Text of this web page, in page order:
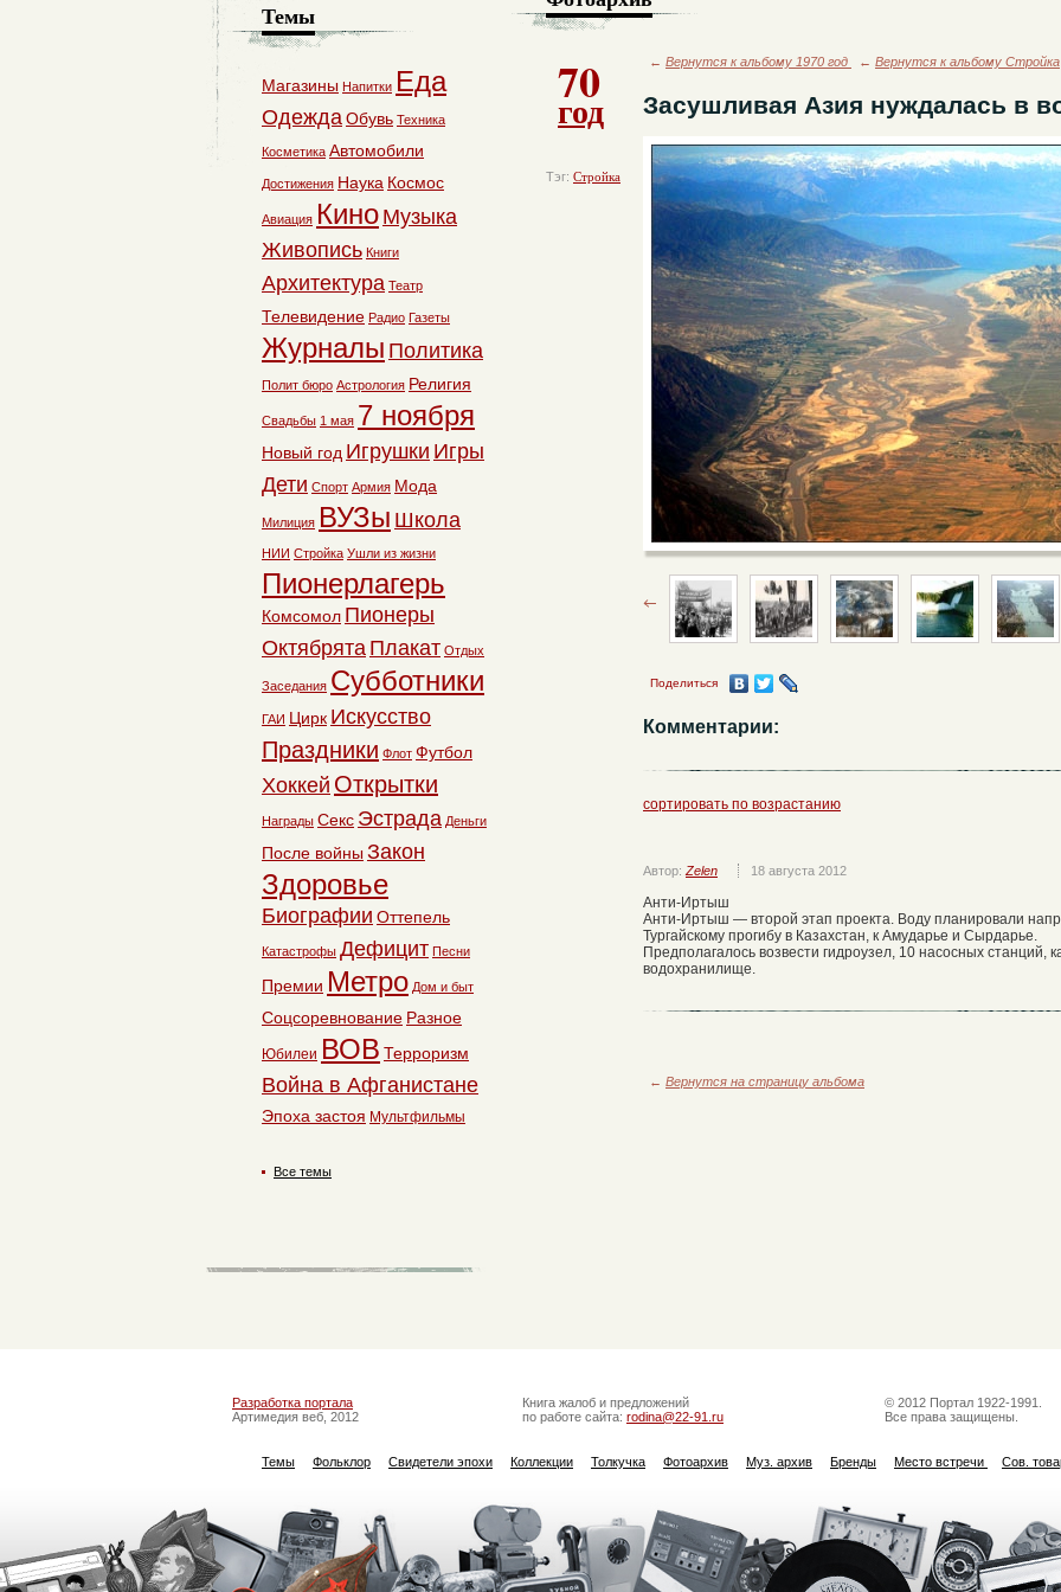
70
год
Тэг: Стройка
← Вернутся к альбому 1970 год ← Вернутся к альбому Стройка
Засушливая Азия нуждалась в
Поделиться
Комментарии:
сортировать по возрастанию
Автор: Zelen 18 августа 2012
Анти-Иртыш
Анти-Иртыш — второй этап проекта. Воду планировали
Тургайскому прогибу в Казахстан, к Амударье и Сырдарье.
Предполагалось возвести гидроузел, 10 насосных станций,
водохранилище.
← Вернутся на страницу альбома
Темы
Магазины Напитки Еда
ОдеждаОбувь Техника
Косметика Автомобили
Достижения Наука Космос
Авиация Кино Музыка
Живопись Книги
Архитектура Театр
Телевидение Радио Газеты
Журналы Политика
Полит бюро Астрология Религия
Свадьбы 1 мая 7 ноября
Новый год Игрушки Игры
Дети Спорт Армия Мода
Милиция ВУЗы Школа
НИИ Стройка Ушли из жизни
Пионерлагерь
Комсомол Пионеры
Октябрята Плакат Отдых
Заседания Субботники
ГАИ Цирк Искусство
Праздники Флот Футбол
Хоккей Открытки
Награды Секс Эстрада Деньги
После войны Закон
Здоровье
Биографии Оттепель
Катастрофы Дефицит Песни
Премии Метро Дом и быт
Соцсоревнование Разное
Юбилеи ВОВ Терроризм
Война в Афганистане
Эпоха застоя Мультфильмы
Все темы
Разработка портала
Артимедия веб, 2012
Книга жалоб и предложений
по работе сайта: rodina@22-91.ru
© 2012 Портал 1922-1991.
Все права защищены.
Темы Фольклор Свидетели эпохи Коллекции Толкучка Фотоархив Муз. архив Бренды Место встречи Сов.